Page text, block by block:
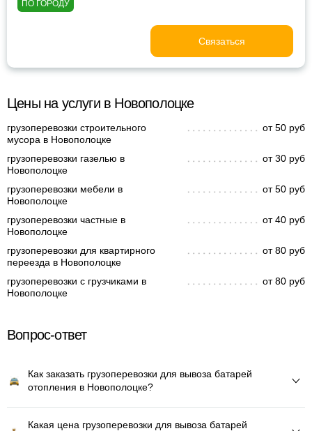
ПО ГОРОДУ
Связаться
Цены на услуги в Новополоцке
грузоперевозки строительного
мусора в Новополоцке
от 50 руб
грузоперевозки газелью в
Новополоцке
от 30 руб
грузоперевозки мебели в
Новополоцке
от 50 руб
грузоперевозки частные в
Новополоцке
от 40 руб
грузоперевозки для квартирного
переезда в Новополоцке
от 80 руб
грузоперевозки с грузчиками в
Новополоцке
от 80 руб
Вопрос-ответ
Как заказать грузоперевозки для вывоза батарей
отопления в Новополоцке?
Какая цена грузоперевозки для вывоза батарей